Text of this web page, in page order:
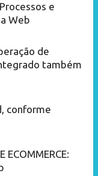
e
Web
de
também
conforme
ECOMMERCE: